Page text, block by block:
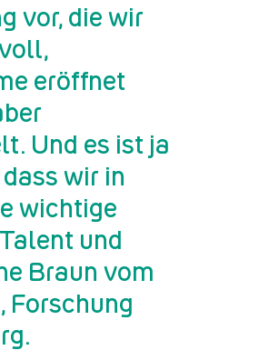
vor, die wir
eröffnet
Und es ist ja
wir in
wichtige
und
Braun vom
Forschung